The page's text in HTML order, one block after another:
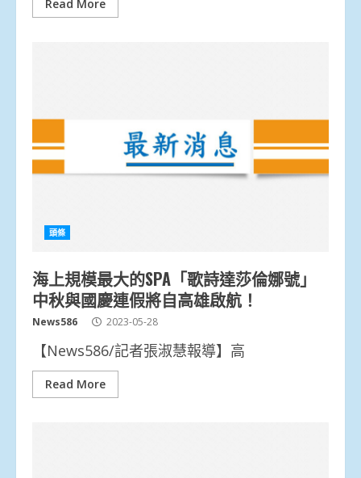
Read More
頭條
海上規模最大的SPA「歌詩達莎倫娜號」
中秋與國慶連假將自高雄啟航！
News586 2023-05-28
【News586/記者張淑慧報導】高
Read More